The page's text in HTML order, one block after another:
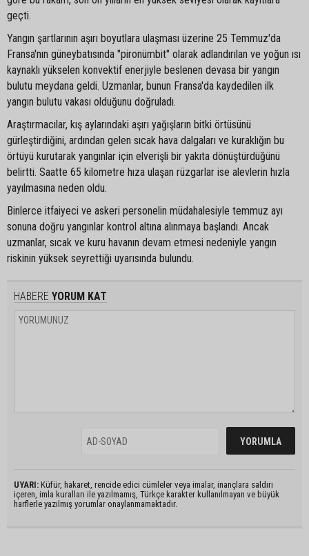
geçti.
Yangın şartlarının aşırı boyutlara ulaşması üzerine 25 Temmuz'da
Fransa'nın güneybatısında "pironümbit" olarak adlandırılan ve yoğun ısı
kaynaklı yükselen konvektif enerjiyle beslenen devasa bir yangın
bulutu meydana geldi. Uzmanlar, bunun Fransa'da kaydedilen ilk
yangın bulutu vakası olduğunu doğruladı.
Araştırmacılar, kış aylarındaki aşırı yağışların bitki örtüsünü
gürleştirdiğini, ardından gelen sıcak hava dalgaları ve kuraklığın bu
örtüyü kurutarak yangınlar için elverişli bir yakıta dönüştürdüğünü
belirtti. Saatte 65 kilometre hıza ulaşan rüzgarlar ise alevlerin hızla
yayılmasına neden oldu.
Binlerce itfaiyeci ve askeri personelin müdahalesiyle temmuz ayı
sonuna doğru yangınlar kontrol altına alınmaya başlandı. Ancak
uzmanlar, sıcak ve kuru havanın devam etmesi nedeniyle yangın
riskinin yüksek seyrettiği uyarısında bulundu.
HABERE YORUM KAT
UYARI: Küfür, hakaret, rencide edici cümleler veya imalar, inançlara saldırı
içeren, imla kuralları ile yazılmamış, Türkçe karakter kullanılmayan ve büyük
harflerle yazılmış yorumlar onaylanmamaktadır.